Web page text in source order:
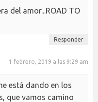
del amor...ROAD TO
Responder
1 febrero, 2019 a las 9:29 am
está dando en los
que vamos camino